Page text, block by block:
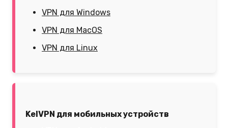
VPN для Windows
VPN для MacOS
VPN для Linux
KelVPN для мобильных устройств